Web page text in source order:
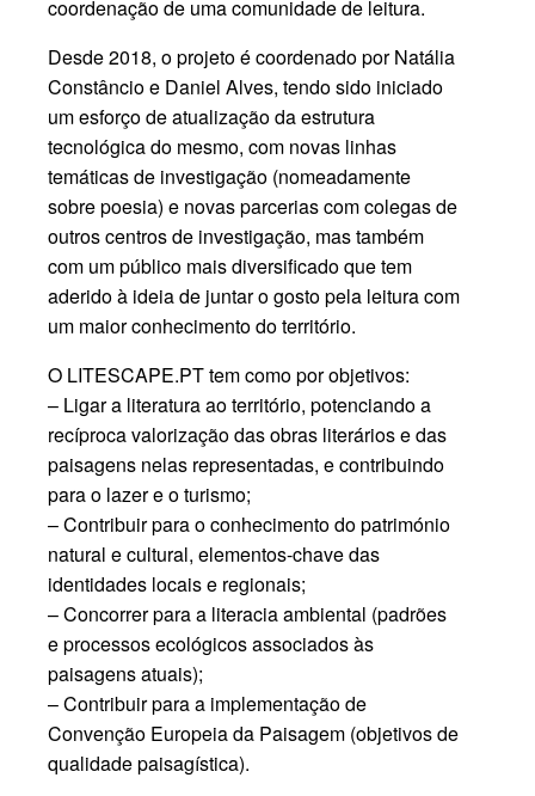
coordenação de uma comunidade de leitura.
Desde 2018, o projeto é coordenado por Natália
Constâncio e Daniel Alves, tendo sido iniciado
um esforço de atualização da estrutura
tecnológica do mesmo, com novas linhas
temáticas de investigação (nomeadamente
sobre poesia) e novas parcerias com colegas de
outros centros de investigação, mas também
com um público mais diversificado que tem
aderido à ideia de juntar o gosto pela leitura com
um maior conhecimento do território.
O LITESCAPE.PT tem como por objetivos:
– Ligar a literatura ao território, potenciando a
recíproca valorização das obras literários e das
paisagens nelas representadas, e contribuindo
para o lazer e o turismo;
– Contribuir para o conhecimento do património
natural e cultural, elementos-chave das
identidades locais e regionais;
– Concorrer para a literacia ambiental (padrões
e processos ecológicos associados às
paisagens atuais);
– Contribuir para a implementação de
Convenção Europeia da Paisagem (objetivos de
qualidade paisagística).